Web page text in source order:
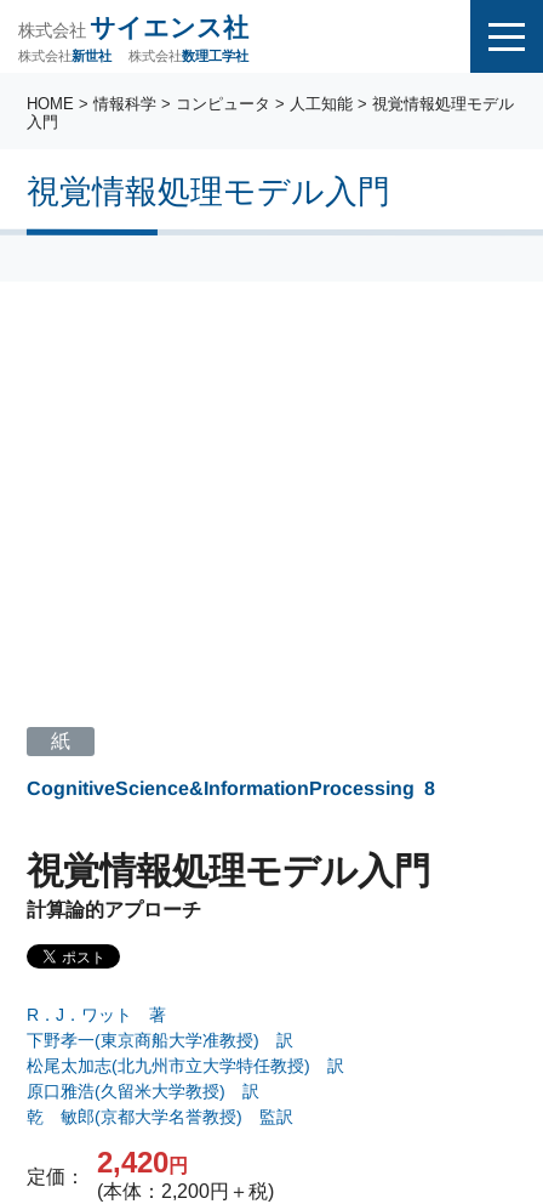
株式会社 サイエンス社
株式会社新世社 株式会社数理工学社
視覚情報処理モデル入門
HOME >情報科学 > コンピュータ > 人工知能 > 視覚情報処理モデル
入門
紙
CognitiveScience&InformationProcessing 8
視覚情報処理モデル入門
計算論的アプローチ
R．J．ワット 著
下野孝一(東京商船大学准教授) 訳
松尾太加志(北九州市立大学特任教授) 訳
原口雅浩(久留米大学教授) 訳
乾 敏郎(京都大学名誉教授) 監訳
定価： 2,420円
(本体：2,200円＋税)